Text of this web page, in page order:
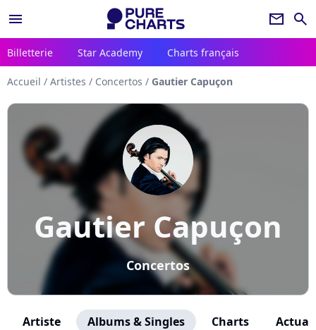
menu newsletter search
Billetterie Star Academy Charts français
Accueil / Artistes / Concertos / Gautier Capuçon
Gautier Capuçon
Concertos
Artiste Albums & Singles Charts